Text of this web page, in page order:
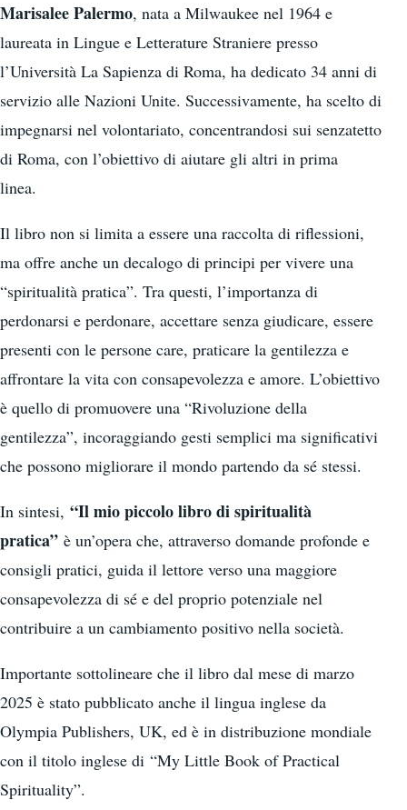
Marisalee Palermo, nata a Milwaukee nel 1964 e
laureata in Lingue e Letterature Straniere presso
l’Università La Sapienza di Roma, ha dedicato 34 anni di
servizio alle Nazioni Unite. Successivamente, ha scelto di
impegnarsi nel volontariato, concentrandosi sui senzatetto
di Roma, con l’obiettivo di aiutare gli altri in prima
linea.
Il libro non si limita a essere una raccolta di riflessioni,
ma offre anche un decalogo di principi per vivere una
“spiritualità pratica”. Tra questi, l’importanza di
perdonarsi e perdonare, accettare senza giudicare, essere
presenti con le persone care, praticare la gentilezza e
affrontare la vita con consapevolezza e amore. L’obiettivo
è quello di promuovere una “Rivoluzione della
gentilezza”, incoraggiando gesti semplici ma significativi
che possono migliorare il mondo partendo da sé stessi.
In sintesi, “Il mio piccolo libro di spiritualità
pratica” è un’opera che, attraverso domande profonde e
consigli pratici, guida il lettore verso una maggiore
consapevolezza di sé e del proprio potenziale nel
contribuire a un cambiamento positivo nella società.
Importante sottolineare che il libro dal mese di marzo
2025 è stato pubblicato anche il lingua inglese da
Olympia Publishers, UK, ed è in distribuzione mondiale
con il titolo inglese di “My Little Book of Practical
Spirituality”.